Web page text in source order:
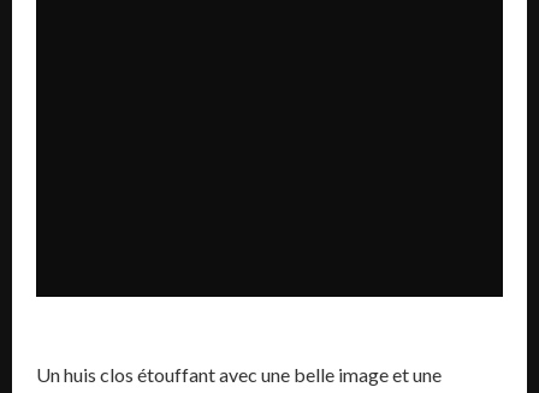
Un huis clos étouffant avec une belle image et une